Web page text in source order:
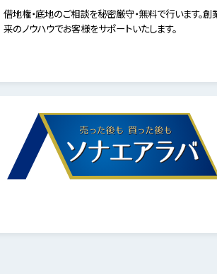
借地権・底地のご相談を秘密厳守・無料で行います。創
来のノウハウでお客様をサポートいたします。